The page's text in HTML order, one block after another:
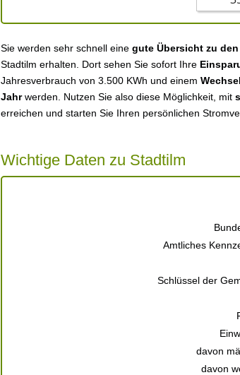
Sie werden sehr schnell eine gute Übersicht zu
Stadtilm erhalten. Dort sehen Sie sofort Ihre
Jahresverbrauch von 3.500 KWh und einem
Jahrwerden. Nutzen Sie also diese Möglichkeit, mit
erreichen und starten Sie Ihren persönlichen
Wichtige Daten zu Stadtilm
Amtliches
Schlüssel der
davon
davon